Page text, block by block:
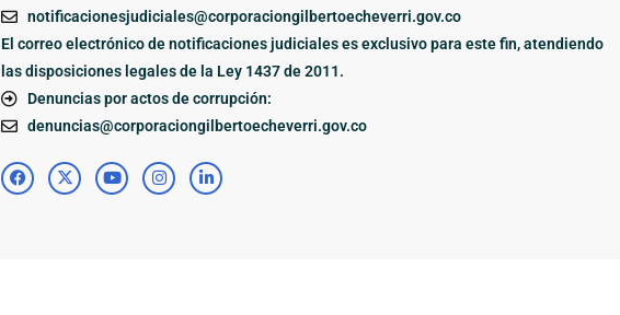
notificacionesjudiciales@corporaciongilbertoecheverri.gov.co
El correo electrónico de notificaciones judiciales es exclusivo para este fin, atendiendo
las disposiciones legales de la Ley 1437 de 2011.
Denuncias por actos de corrupción:
denuncias@corporaciongilbertoecheverri.gov.co